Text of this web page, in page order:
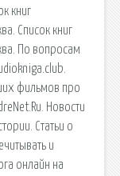
книг
Список книг
По вопросам
фильмов про
Новости
Статьи о
и
онлайн на